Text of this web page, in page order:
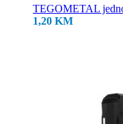
TEGOMETAL
1,20 KM